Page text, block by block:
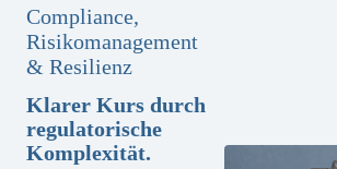
Compliance,
Risikomanagement
& Resilienz
Klarer Kurs durch
regulatorische
Komplexität.